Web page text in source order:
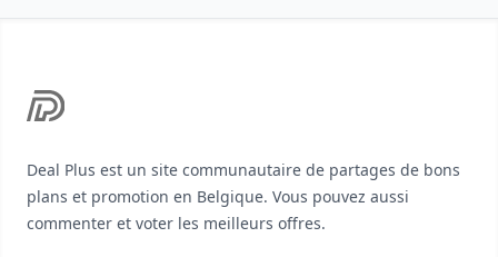
Deal Plus est un site communautaire de partages de bons
plans et promotion en Belgique. Vous pouvez aussi
commenter et voter les meilleurs offres.